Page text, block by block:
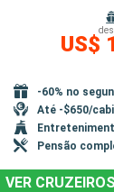
US$
-60% no
Até -$650/
Pensão
VER CRUZEIROS